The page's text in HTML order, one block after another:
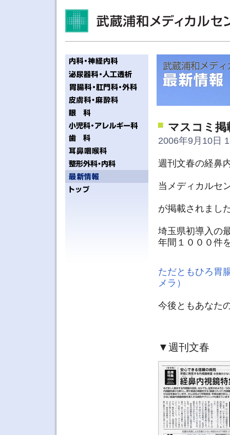
マスコミ掲
2006年9月10日
週刊文春の経鼻
当メディカルセ
が掲載されまし
埼玉県初導入の
年間１０００件
ただともひろ胃
メラ）
今後ともあなた
▼週刊文春